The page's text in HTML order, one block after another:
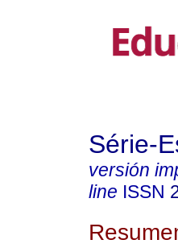
Série-
versión
line ISSN